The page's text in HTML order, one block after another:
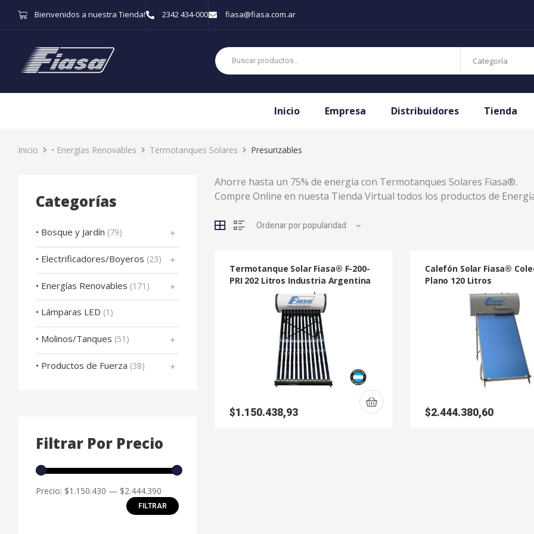
Bienvenidos a nuestra Tienda! 2342 434-000 fiasa@fiasa.com.ar
Categoría
Inicio Empresa Distribuidores Tienda
Inicio • Energías Renovables Termotanques Solares Presurizables
Ahorre hasta un 75% de energía con Termotanques Solares Fiasa®.
Compre Online en nuesta Tienda Virtual todos los productos de
Termotanque Solar Fiasa® F-200-
PRI 202 Litros Industria Argentina
$1.150.438,93
Calefón Solar Fiasa®
Plano 120 Litros
$2.444.380,60
Categorías
• Bosque y Jardín (79)
• Electrificadores/Boyeros (23)
• Energías Renovables (171)
• Lámparas LED (1)
• Molinos/Tanques (51)
• Productos de Fuerza (38)
Filtrar Por Precio
FILTRAR
Precio: $1.150.430 — $2.444.390